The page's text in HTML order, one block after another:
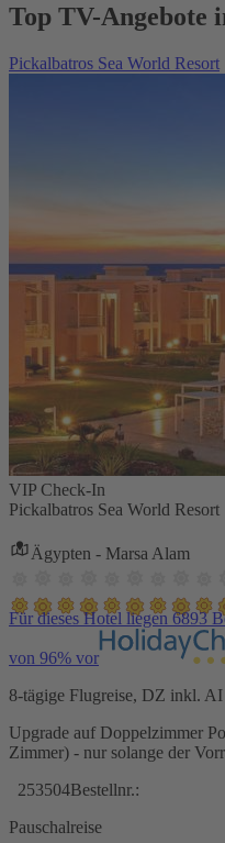
Top TV-Angebote
Pickalbatros Sea World Resort
VIP Check-In
Pickalbatros Sea World Resort
Ägypten - Marsa Alam
Für dieses Hotel liegen 6893
von 96% vor
8-tägige Flugreise, DZ inkl. AI
Upgrade auf Doppelzimmer
Zimmer) - nur solange der
253504Bestellnr.:
Pauschalreise